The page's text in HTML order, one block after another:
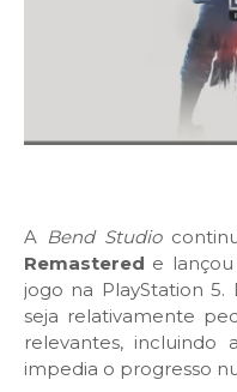
A Bend Studio
Remastered e
jogo na PlayStation 5.
seja relativamente
relevantes,
impedia o progresso